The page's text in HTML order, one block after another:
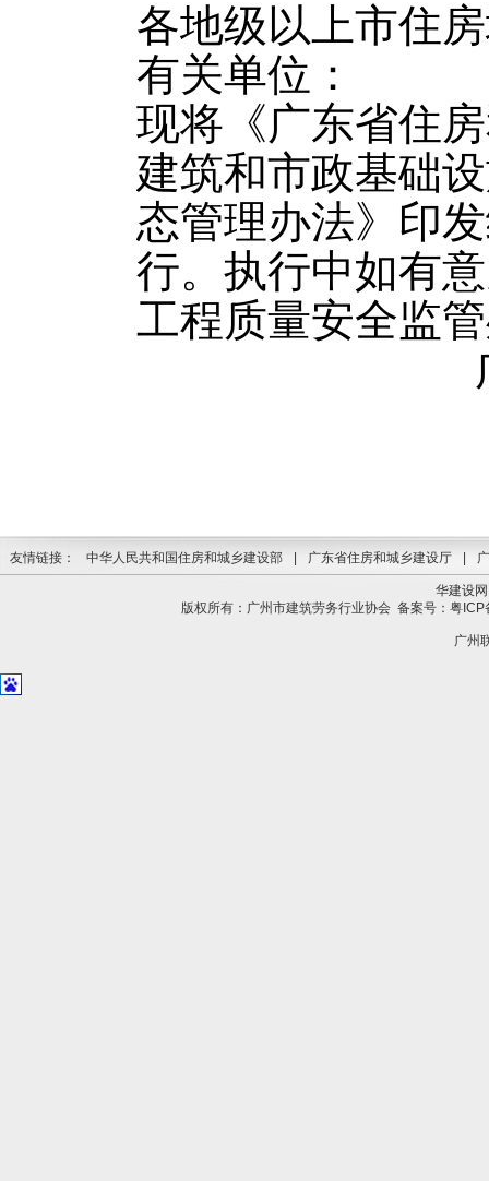
各地级以上市住
有关单位：
现将《广东省住
建筑和市政基础
态管理办法》印
行。执行中如有
工程质量安全监
友情链接： 中华人民共和国住房和城乡建设部 广东省住房和城乡建设厅
华建设网
版权所有：广州市建筑劳务行业协会备案号：粤
广州